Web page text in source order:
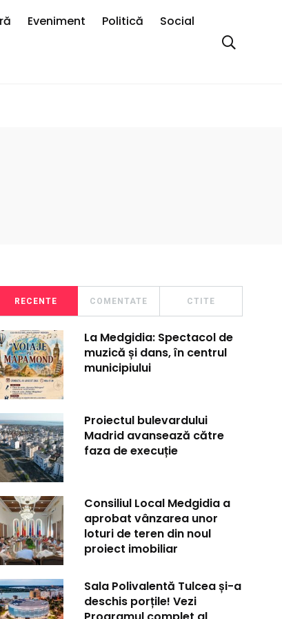
Eveniment Politică
Social
RECENTE COMENTATE CTITE
La Medgidia: Spectacol de
muzică și dans, în centrul
municipiului
Proiectul bulevardului
Madrid avansează către
faza de execuție
Consiliul Local Medgidia a
aprobat vânzarea unor
loturi de teren din noul
proiect imobiliar
Sala Polivalentă Tulcea și-a
deschis porțile! Vezi